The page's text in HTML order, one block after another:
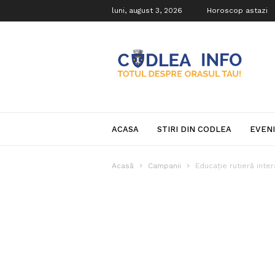
luni, august 3, 2026 Horoscop astazi
Info
ACASA STIRI DIN CODLEA
Acasă Campanii Educație rutieră